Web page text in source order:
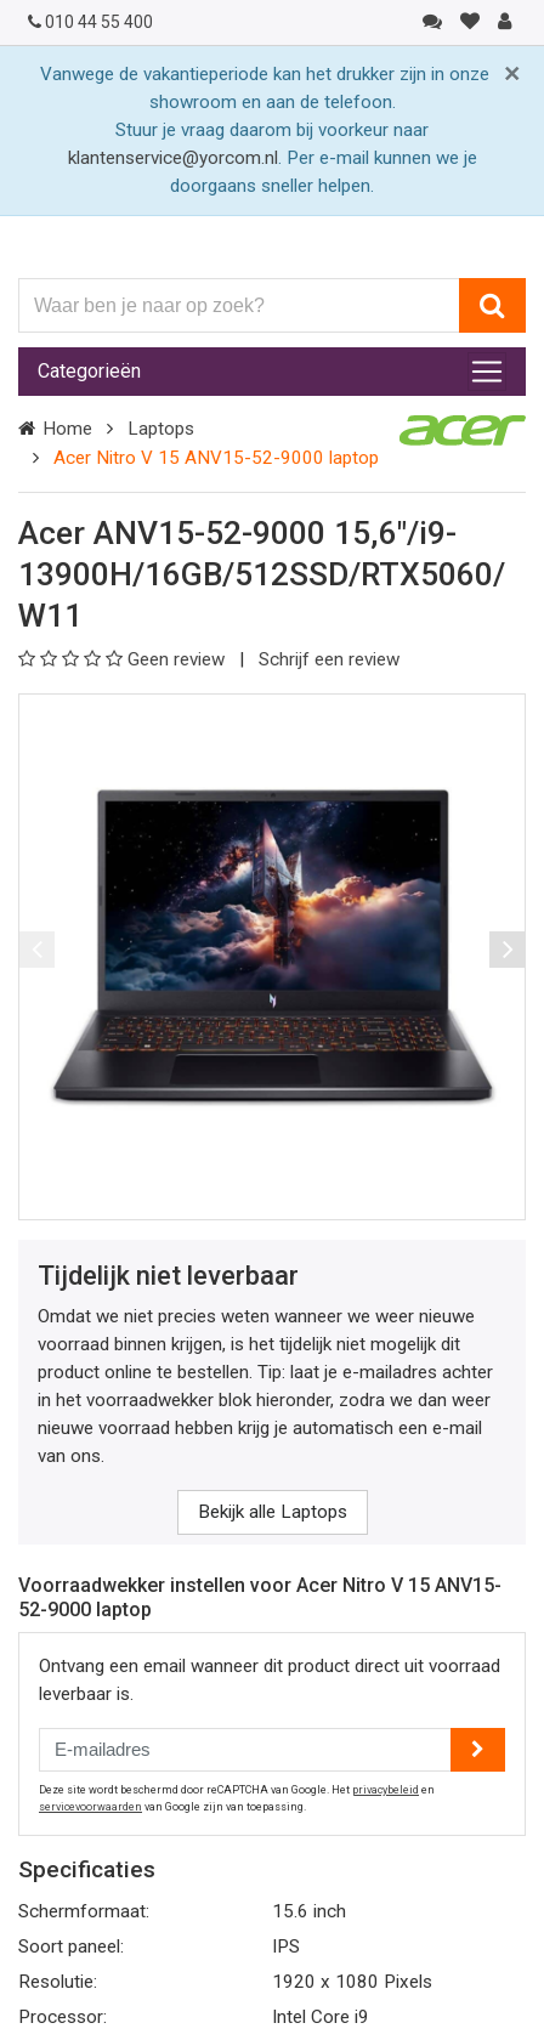
010 44 55 400
×
Vanwege de vakantieperiode kan het drukker zijn in onze
showroom en aan de telefoon.
Stuur je vraag daarom bij voorkeur naar
klantenservice@yorcom.nl. Per e-mail kunnen we je
doorgaans sneller helpen.
ben
je
naar
op
zoek?
Categorieën
Home
Laptops
Acer Nitro V 15 ANV15-52-9000 laptop
Acer ANV15-52-9000 15,6"/i9-
13900H/16GB/512SSD/RTX5060/
W11
Geen review Schrijf een review
Tijdelijk niet leverbaar
Omdat we niet precies weten wanneer we weer nieuwe
voorraad binnen krijgen, is het tijdelijk niet mogelijk dit
product online te bestellen. Tip: laat je e-mailadres achter
in het voorraadwekker blok hieronder, zodra we dan weer
nieuwe voorraad hebben krijg je automatisch een e-mail
van ons.
Bekijk alle Laptops
Voorraadwekker instellen voor Acer Nitro V 15 ANV15-
52-9000 laptop
Ontvang een email wanneer dit product direct uit voorraad
leverbaar is.
Deze site wordt beschermd door reCAPTCHA van Google. Het privacybeleid en
servicevoorwaarden van Google zijn van toepassing.
Specificaties
Schermformaat:
15.6 inch
Soort paneel:
IPS
Resolutie:
1920 x 1080 Pixels
Processor:
Intel Core i9